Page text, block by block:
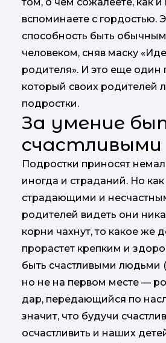
вспоминаете с гордостью.
способность быть
человеком, сняв маску
родителя». И это еще один
который своих родителей
подростки.
За умение
счастливыми
Подростки приносят
иногда и страданий. Но как
страдающими и
родителей видеть они
корни чахнут, то какое же
прорастет крепким и
быть счастливыми людьми
но не на первом месте —
дар, передающийся по
значит, что будучи
осчастливить и наших